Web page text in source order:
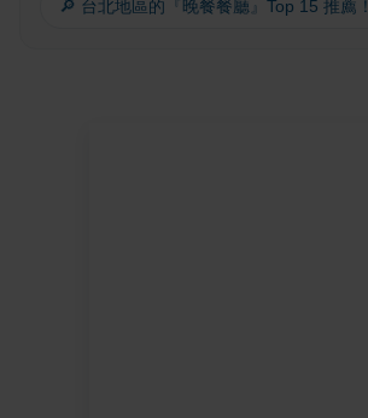
🔎 台北地區的『晚餐餐廳』Top 15 推薦！